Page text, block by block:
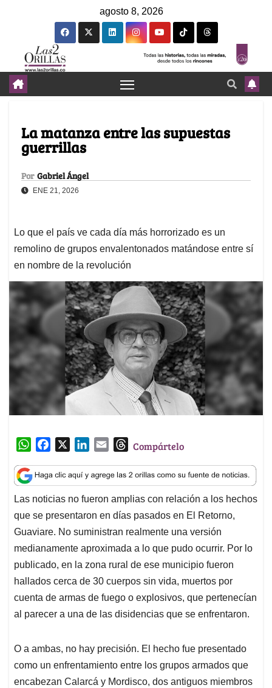
agosto 8, 2026
La matanza entre las supuestas
guerrillas
Por Gabriel Ángel
ENE 21, 2026
Lo que el país ve cada día más horrorizado es un
remolino de grupos envalentonados matándose entre sí
en nombre de la revolución
W
a
t
s
A
p
p
c
e
b
o
o
k
n
k
e
d
I
n
a
i
l
T
r
e
a
d
s
Compártelo
Las noticias no fueron amplias con relación a los hechos
que se presentaron en días pasados en El Retorno,
Guaviare. No suministran realmente una versión
medianamente aproximada a lo que pudo ocurrir. Por lo
publicado, en la zona rural de ese municipio fueron
hallados cerca de 30 cuerpos sin vida, muertos por
cuenta de armas de fuego o explosivos, que pertenecían
al parecer a una de las disidencias que se enfrentaron.
O a ambas, no hay precisión. El hecho fue presentado
como un enfrentamiento entre los grupos armados que
encabezan Calarcá y Mordisco, dos antiguos miembros